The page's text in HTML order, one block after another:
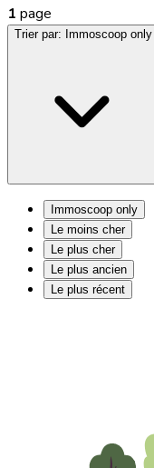
1 page
Trier par: Immoscoop only
Immoscoop only
Le moins cher
Le plus cher
Le plus ancien
Le plus récent